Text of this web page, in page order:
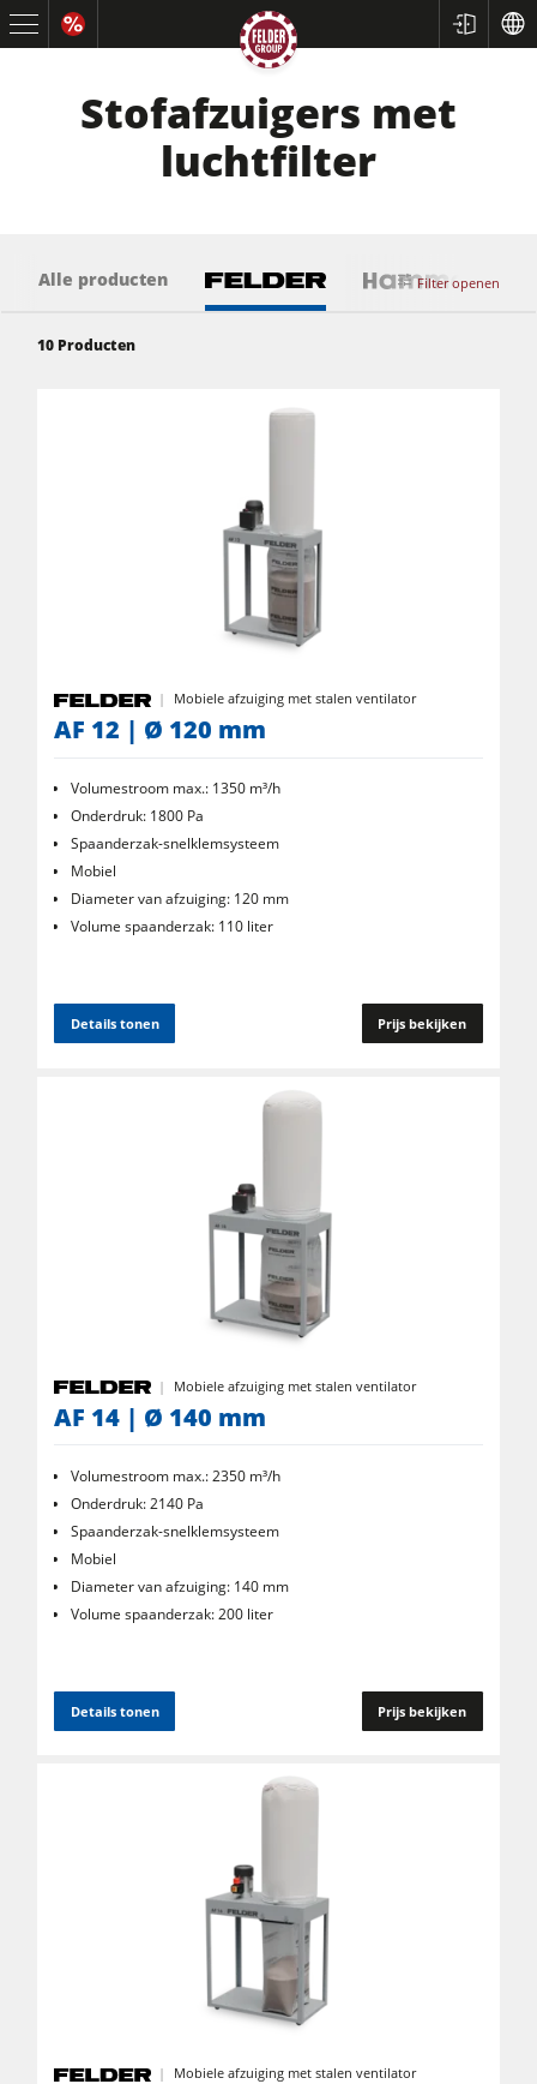
Cirkelzaag-freesmachines
CNC-bewerkingscentra
Breedbandschuurmachines
Borstel- en borstelschuurmachines
Lintzagen
Boormachines
Platenopdeelzagen
Persen met verwarmde platen & vacuümpersen
Stofafzuigers en afzuiginstallaties voor schone lucht
Uitrusting voor de werkplaats
F4Solutions software
Automatisering & Materiaalhandling
Projektmanagement
Stofafzuigers met
luchtfilter
Filter openen
Alle producten
10 Producten
Mobiele afzuiging met stalen ventilator
AF 12 | Ø 120 mm
Volumestroom max.: 1350 m³/h
Onderdruk: 1800 Pa
Spaanderzak-snelklemsysteem
Mobiel
Diameter van afzuiging: 120 mm
Volume spaanderzak: 110 liter
Details tonen Prijs bekijken
Mobiele afzuiging met stalen ventilator
AF 14 | Ø 140 mm
Volumestroom max.: 2350 m³/h
Onderdruk: 2140 Pa
Spaanderzak-snelklemsysteem
Mobiel
Diameter van afzuiging: 140 mm
Volume spaanderzak: 200 liter
Details tonen Prijs bekijken
Mobiele afzuiging met stalen ventilator